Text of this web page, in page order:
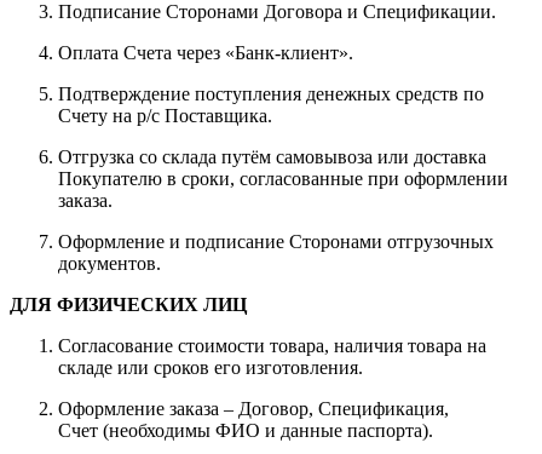
Подписание Сторонами Договора и Спецификации.
Оплата Счета через «Банк-клиент».
Подтверждение поступления денежных средств по
Счету на р/с Поставщика.
Отгрузка со склада путём самовывоза или доставка
Покупателю в сроки, согласованные при оформлении
заказа.
Оформление и подписание Сторонами отгрузочных
документов.
ДЛЯ ФИЗИЧЕСКИХ ЛИЦ
Согласование стоимости товара, наличия товара на
складе или сроков его изготовления.
Оформление заказа – Договор, Спецификация,
Счет (необходимы ФИО и данные паспорта).